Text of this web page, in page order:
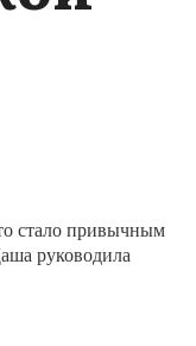
стало привычным
руководила